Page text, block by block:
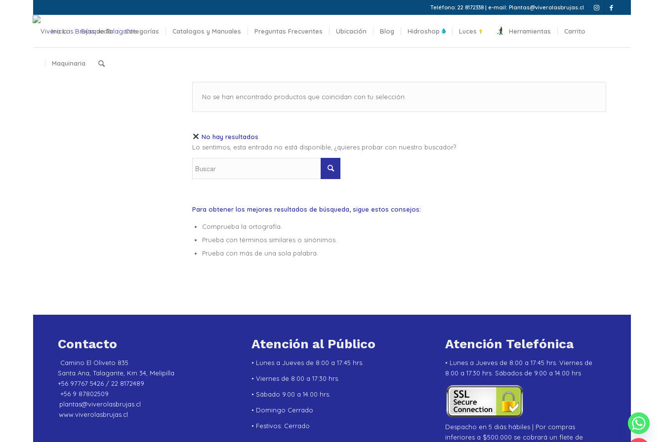
Teléfono: 22 8172338 | e-mail: Plantas@viverolasbrujas.cl
Inicio Búsqueda Categorías Catalogos y Manuales Preguntas Frecuentes Ubicación Blog Hidroshop Luces Herramientas Carrito
Maquinaria
No se han encontrado productos que coincidan con tu selección.
No hay resultados
Lo sentimos, esta entrada no está disponible, ¿quieres probar con nuestro buscador?
Para obtener los mejores resultados de búsqueda, sigue estos consejos:
Comprueba la ortografía.
Prueba con términos similares o sinónimos.
Prueba con más de una sola palabra.
Contacto
Camino El Oliveto 835
Santa Ana, Talagante, Km 34, Melipilla
+56 97767 5426 / 22 8172489
+56 9 87802509
plantas@viverolasbrujas.cl
www.viverolasbrujas.cl
Atención al Público
• Lunes a Jueves de 8:00 a 17:45 hrs.
• Viernes de 8:00 a 17:30 hrs.
• Sábado 9.00 a 14.00 hrs.
• Domingo Cerrado
• Festivos: Cerrado
Atención Telefónica
• Lunes a Jueves de 8:00 a 17:45 hrs. Viernes de
8.00 a 17.30 hrs. Sábados de 9.00 a 14.00 hrs
Despacho en 5 diás hábiles | Por compras
inferiores a $500.000 se cobrará un flete de